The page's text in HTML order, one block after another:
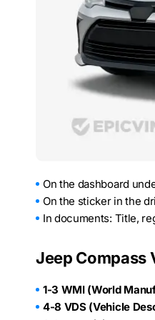
On the dashboard
On the sticker in the
In documents: Title,
Jeep Compass
1-3 WMI (World
4-8 VDS (Vehicle